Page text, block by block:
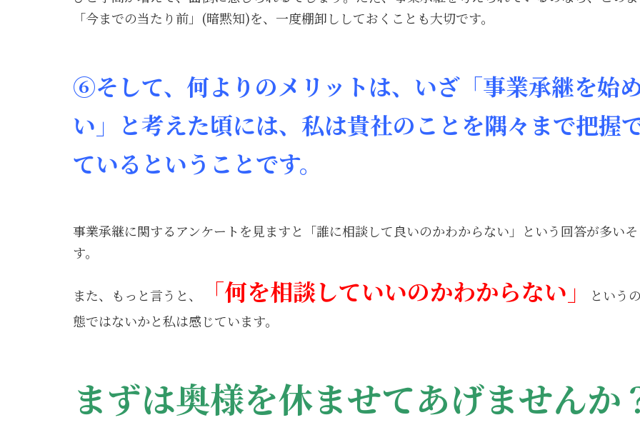
「今までの当たり前」(暗黙知)を、一度棚卸ししておくことも大切です。
⑥そして、何よりのメリットは、いざ「事業承継を始
い」と考えた頃には、私は貴社のことを隅々まで把握
ているということです。
事業承継に関するアンケートを見ますと「誰に相談して良いのかわからない」という回答が多い
す。
また、もっと言うと、 「何を相談していいのかわからない」
という
態ではないかと私は感じています。
まずは奥様を休ませてあげませんか